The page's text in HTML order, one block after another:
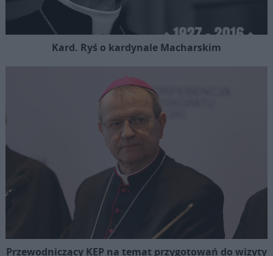
Kard. Ryś o kardynale Macharskim
Przewodniczący KEP na temat przygotowań do wizyty